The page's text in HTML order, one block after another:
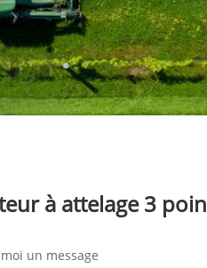
à attelage 3
un message